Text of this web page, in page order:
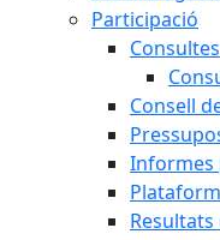
Participació
Consell
Informes